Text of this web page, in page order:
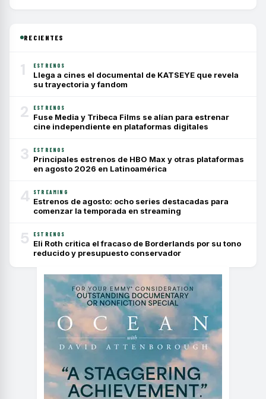
RECIENTES
1 ESTRENOS
Llega a cines el documental de KATSEYE que revela
su trayectoria y fandom
2 ESTRENOS
Fuse Media y Tribeca Films se alían para estrenar
cine independiente en plataformas digitales
3 ESTRENOS
Principales estrenos de HBO Max y otras plataformas
en agosto 2026 en Latinoamérica
4 STREAMING
Estrenos de agosto: ocho series destacadas para
comenzar la temporada en streaming
5 ESTRENOS
Eli Roth critica el fracaso de Borderlands por su tono
reducido y presupuesto conservador